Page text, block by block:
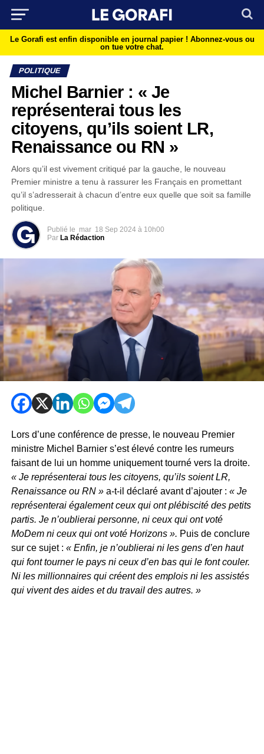
Le Gorafi est enfin disponible en journal papier ! Abonnez-vous ou
on tue votre chat.
POLITIQUE
Michel Barnier : « Je
représenterai tous les
citoyens, qu’ils soient LR,
Renaissance ou RN »
Alors qu’il est vivement critiqué par la gauche, le nouveau
Premier ministre a tenu à rassurer les Français en promettant
qu’il s’adresserait à chacun d’entre eux quelle que soit sa famille
politique.
Publié le mar 18 Sep 2024 à 10h00
Par La Rédaction
Lors d’une conférence de presse, le nouveau Premier
ministre Michel Barnier s’est élevé contre les rumeurs
faisant de lui un homme uniquement tourné vers la droite.
« Je représenterai tous les citoyens, qu’ils soient LR,
Renaissance ou RN »a-t-il déclaré avant d’ajouter : « Je
représenterai également ceux qui ont plébiscité des petits
partis. Je n’oublierai personne, ni ceux qui ont voté
MoDem ni ceux qui ont voté Horizons ». Puis de conclure
sur ce sujet : « Enfin, je n’oublierai ni les gens d’en haut
qui font tourner le pays ni ceux d’en bas qui le font couler.
Ni les millionnaires qui créent des emplois ni les assistés
qui vivent des aides et du travail des autres. »